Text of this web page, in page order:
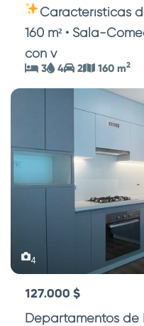
Características
160 m² • Sala-
con v
3 4 2 160 m2
4
127.000 $
Departamentos de